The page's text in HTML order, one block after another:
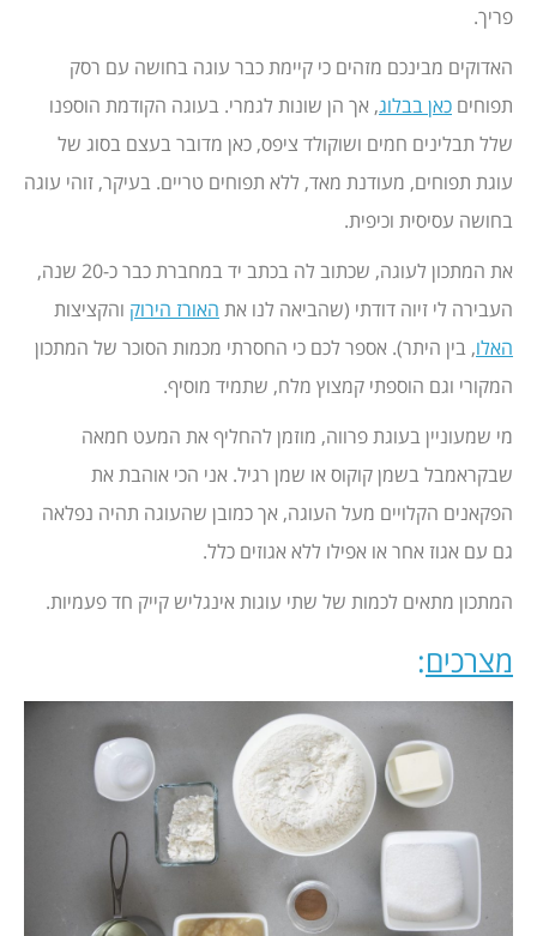
פריך.
האדוקים מבינכם מזהים כי קיימת כבר עוגה בחושה עם רסק
תפוחים כאן בבלוג, אך הן שונות לגמרי. בעוגה הקודמת הוספנו
שלל תבלינים חמים ושוקולד ציפס, כאן מדובר בעצם בסוג של
עוגת תפוחים, מעודנת מאד, ללא תפוחים טריים. בעיקר, זוהי עוגה
בחושה עסיסית וכיפית.
את המתכון לעוגה, שכתוב לה בכתב יד במחברת כבר כ-20 שנה,
העבירה לי זיוה דודתי (שהביאה לנו את האורז הירוק והקציצות
האלו, בין היתר). אספר לכם כי החסרתי מכמות הסוכר של המתכון
המקורי וגם הוספתי קמצוץ מלח, שתמיד מוסיף.
מי שמעוניין בעוגת פרווה, מוזמן להחליף את המעט חמאה
שבקראמבל בשמן קוקוס או שמן רגיל. אני הכי אוהבת את
הפקאנים הקלויים מעל העוגה, אך כמובן שהעוגה תהיה נפלאה
גם עם אגוז אחר או אפילו ללא אגוזים כלל.
המתכון מתאים לכמות של שתי עוגות אינגליש קייק חד פעמיות.
מצרכים: